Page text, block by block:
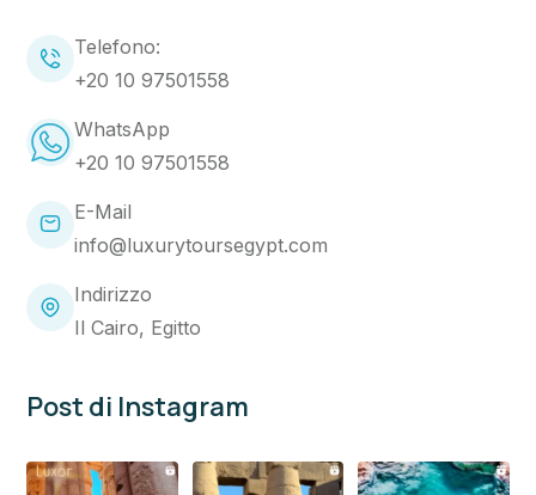
Telefono:
+20 10 97501558
WhatsApp
+20 10 97501558
E-Mail
info@luxurytoursegypt.com
Indirizzo
Il Cairo, Egitto
Post di Instagram